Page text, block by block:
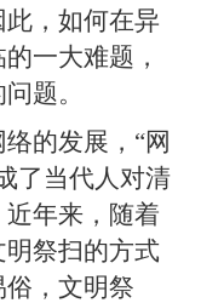
，如何在异
一大难题，
题。
的发展，“网
了当代人对清
年来，随着
明祭扫的方式
，文明祭